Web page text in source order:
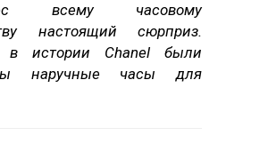
всему часовому
настоящий сюрприз.
в истории Chanel были
наручные часы для